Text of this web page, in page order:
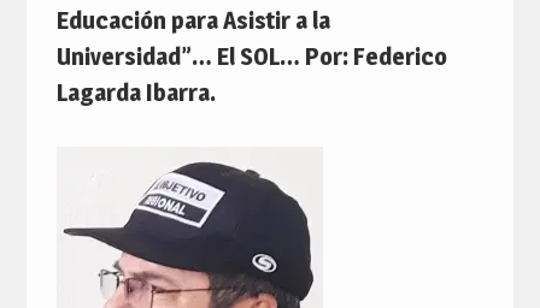
Educación para Asistir a la
Universidad”… El SOL… Por: Federico
Lagarda Ibarra.